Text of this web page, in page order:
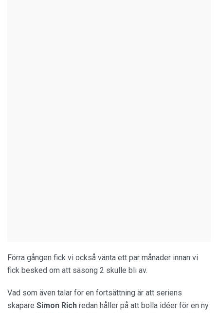
Förra gången fick vi också vänta ett par månader innan vi
fick besked om att säsong 2 skulle bli av.
Vad som även talar för en fortsättning är att seriens
skapare Simon Rich redan håller på att bolla idéer för en ny